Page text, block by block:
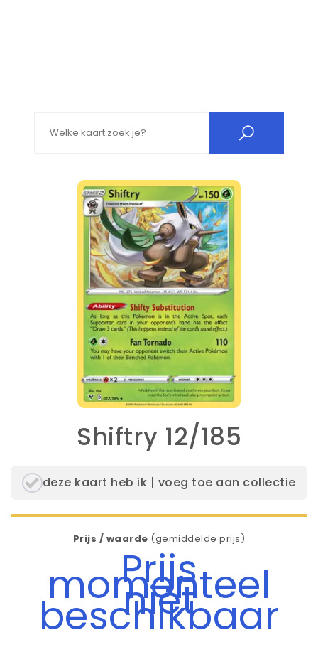
Shiftry 12/185
deze kaart heb ik | voeg toe aan collectie
Prijs / waarde (gemiddelde prijs)
Prijs
momenteel
niet
beschikbaar